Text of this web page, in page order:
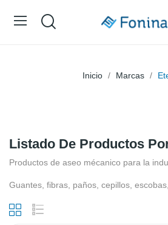
Inicio Marcas
Listado De Productos
Productos de aseo mécanico para la
Guantes, fibras, paños, cepillos,